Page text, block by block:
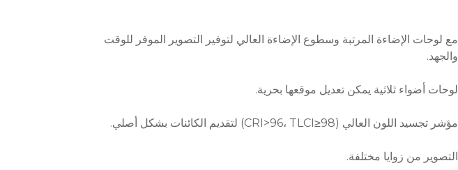
مع لوحات الإضاءة المرتبة وسطوع الإضاءة العالي لتوفير التصوير الموفر للوقت
والجهد.
لوحات أضواء ثلاثية يمكن تعديل موقعها بحرية.
مؤشر تجسيد اللون العالي (CRI>96، TLCI≥98) لتقديم الكائنات بشكل أصلي.
التصوير من زوايا مختلفة.